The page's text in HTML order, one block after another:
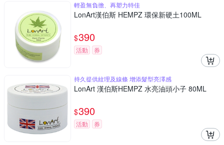
輕盈無負擔、再塑力特佳
LonArt漢伯斯 HEMPZ 環保新硬土100ML
$390
活動 券
持久提供紋理及線條 增添髮型亮澤感
LonArt 漢伯斯HEMPZ 水亮油頭小子 80ML
$390
活動 券